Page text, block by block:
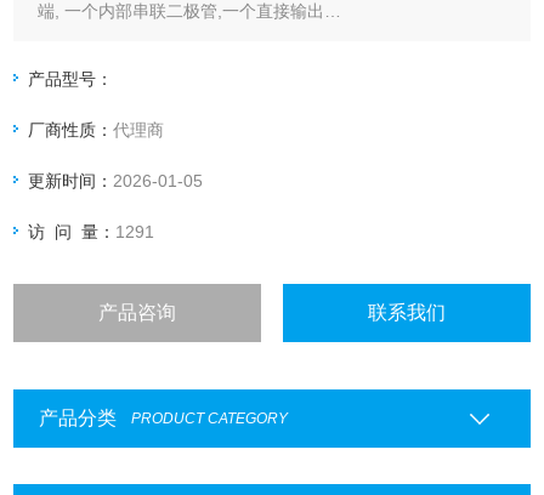
端, 一个内部串联二极管,一个直接输出…
产品型号：
厂商性质：代理商
更新时间： 2026-01-05
访 问 量： 1291
产品咨询 联系我们
产品分类 PRODUCT CATEGORY